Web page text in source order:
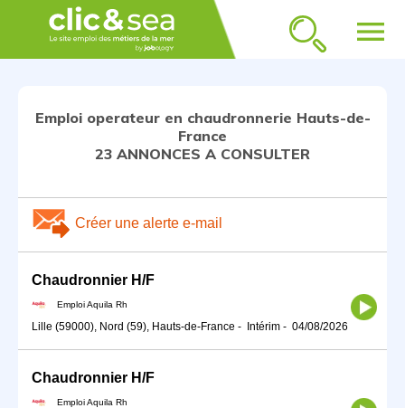
menu
Emploi operateur en chaudronnerie Hauts-de-
France
23 ANNONCES A CONSULTER
Créer une alerte e-mail
Chaudronnier H/F
Emploi Aquila Rh
Lille (59000), Nord (59), Hauts-de-France - Intérim - 04/08/2026
Chaudronnier H/F
Emploi Aquila Rh